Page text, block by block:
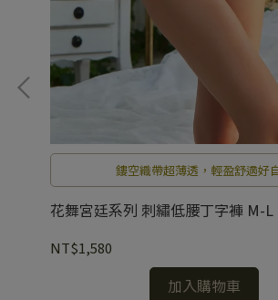
鏤空織帶超薄透，輕盈舒適好
花舞宮廷系列 刺繡低腰丁字褲 M-L
NT$1,580
加入購物車